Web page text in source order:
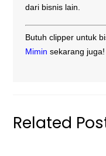
dari bisnis lain.
Butuh clipper untuk
Mimin sekarang juga!
Related